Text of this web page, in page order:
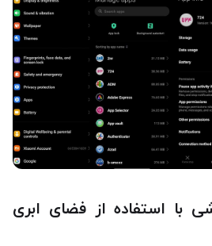
‏با استفاده از فضای ابری